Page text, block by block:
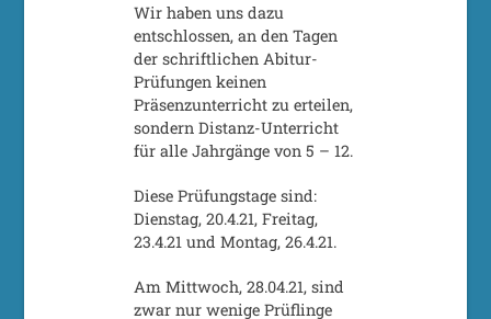
Wir haben uns dazu
entschlossen, an den Tagen
der schriftlichen Abitur-
Prüfungen keinen
Präsenzunterricht zu erteilen,
sondern Distanz-Unterricht
für alle Jahrgänge von 5 – 12.
Diese Prüfungstage sind:
Dienstag, 20.4.21, Freitag,
23.4.21 und Montag, 26.4.21.
Am Mittwoch, 28.04.21, sind
zwar nur wenige Prüflinge